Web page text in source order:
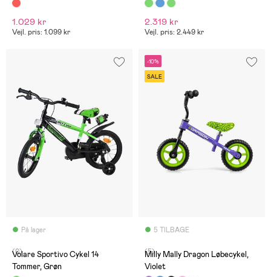
1.029 kr
Vejl. pris: 1.099 kr
2.319 kr
Vejl. pris: 2.449 kr
På lager
(0)
Volare Sportivo Cykel 14
Tommer, Grøn
-10%
SALE
5 TILBAGE
(5)
Milly Mally Dragon Løbecykel,
Violet